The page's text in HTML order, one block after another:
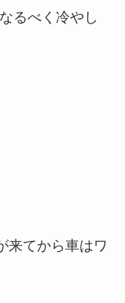
るべく冷やし
来てから車はワ